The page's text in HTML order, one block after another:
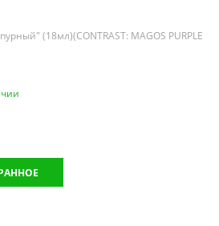
(18мл)(CONTRAST: MAGOS PURPLE